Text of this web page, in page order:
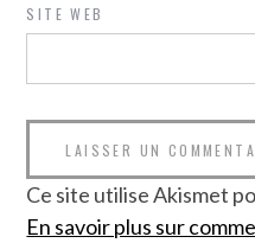
SITE WEB
Ce site utilise Akismet
En savoir plus sur